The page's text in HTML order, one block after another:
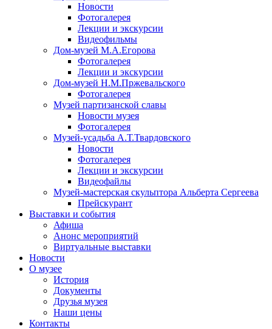
Новости
Фотогалерея
Лекции и экскурсии
Видеофильмы
Дом-музей М.А.Егорова
Фотогалерея
Лекции и экскурсии
Дом-музей Н.М.Пржевальского
Фотогалерея
Музей партизанской славы
Новости музея
Фотогалерея
Музей-усадьба А.Т.Твардовского
Новости
Фотогалерея
Лекции и экскурсии
Видеофайлы
Музей-мастерская скульптора Альберта Сергеева
Прейскурант
Выставки и события
Афиша
Анонс мероприятий
Виртуальные выставки
Новости
О музее
История
Документы
Друзья музея
Наши цены
Контакты